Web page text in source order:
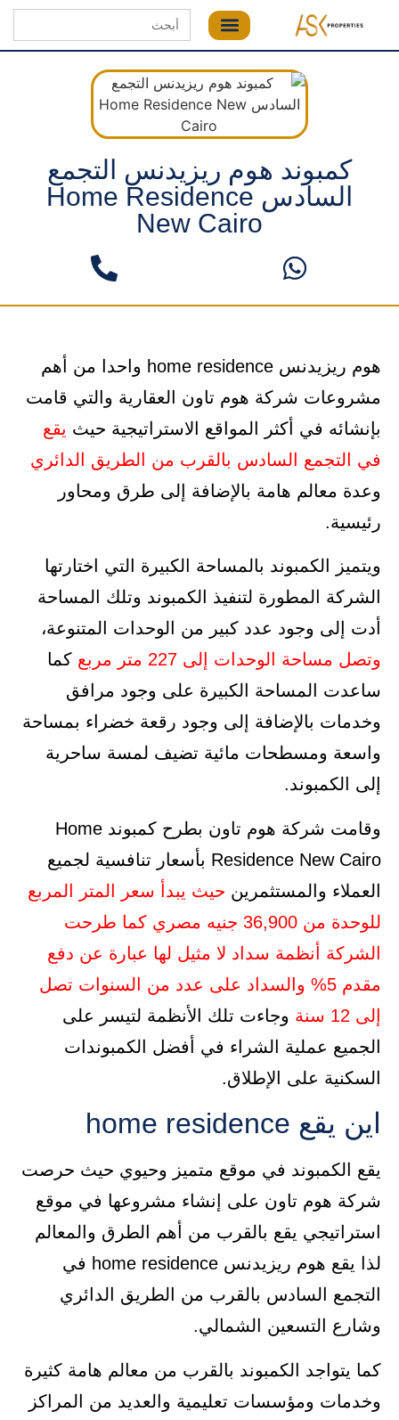
Search
for:
كمبوند هوم ريزيدنس التجمع
السادس Home Residence
New Cairo
هوم ريزيدنس home residence واحدا من أهم
مشروعات شركة هوم تاون العقارية والتي قامت
بإنشائه في أكثر المواقع الاستراتيجية حيث يقع
في التجمع السادس بالقرب من الطريق الدائري
وعدة معالم هامة بالإضافة إلى طرق ومحاور
رئيسية.
ويتميز الكمبوند بالمساحة الكبيرة التي اختارتها
الشركة المطورة لتنفيذ الكمبوند وتلك المساحة
أدت إلى وجود عدد كبير من الوحدات المتنوعة،
وتصل مساحة الوحدات إلى 227 متر مربع
كما
ساعدت المساحة الكبيرة على وجود مرافق
وخدمات بالإضافة إلى وجود رقعة خضراء بمساحة
واسعة ومسطحات مائية تضيف لمسة ساحرية
إلى الكمبوند.
وقامت شركة هوم تاون بطرح كمبوند Home
Residence New Cairo بأسعار تنافسية لجميع
العملاء والمستثمرين حيث يبدأ سعر المتر المربع
للوحدة من 36,900 جنيه مصري
كما طرحت
الشركة أنظمة سداد لا مثيل لها عبارة عن دفع
مقدم 5% والسداد على عدد من السنوات تصل
إلى 12 سنة
وجاءت تلك الأنظمة لتيسر على
الجميع عملية الشراء في أفضل الكمبوندات
السكنية على الإطلاق.
اين يقع home residence
يقع الكمبوند في موقع متميز وحيوي حيث حرصت
شركة هوم تاون على إنشاء مشروعها في موقع
استراتيجي يقع بالقرب من أهم الطرق والمعالم
لذا يقع هوم ريزيدنس home residence في
التجمع السادس بالقرب من الطريق الدائري
وشارع التسعين الشمالي.
كما يتواجد الكمبوند بالقرب من معالم هامة كثيرة
وخدمات ومؤسسات تعليمية والعديد من المراكز